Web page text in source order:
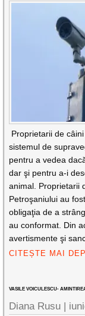
Proprietarii de
sistemul de
pentru a vedea
dar şi pentru a-i
animal. Proprietarii
Petroşaniului au
obligaţia de a
au conformat. Din
avertismente şi
CITEȘTE MAI
VASILE VOICULESCU-
Diana Rusu |